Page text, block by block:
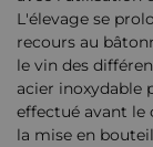
L'élevage se
recours au
le vin des
acier inoxydable
effectué avant le
la mise en